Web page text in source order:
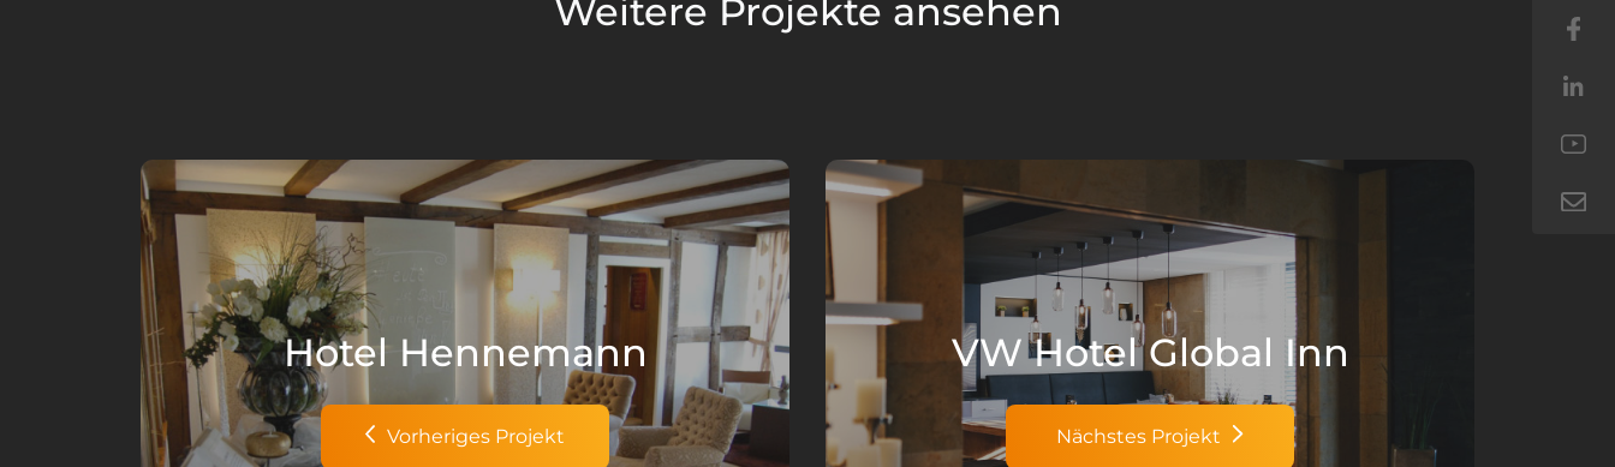
Weitere Projekte ansehen
Hotel Hennemann
Vorheriges Projekt
VW Hotel Global Inn
Nächstes Projekt